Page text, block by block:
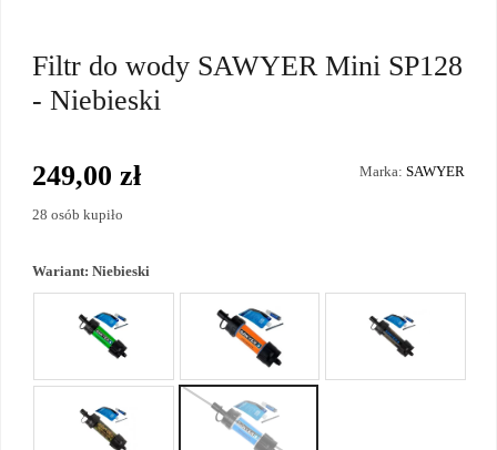
Filtr do wody SAWYER Mini SP128
- Niebieski
Marka: SAWYER
249,00 zł
28 osób kupiło
Wariant: Niebieski